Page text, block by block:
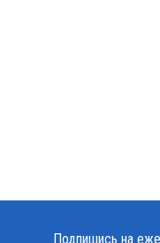
Подпишись на